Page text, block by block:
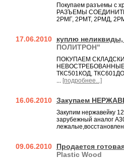
Покупаем разъемы с
РАЗЪЕМЫ
2РМГ, 2РМТ, 2РМД,
17.06.2010
куплю неликвиды,
ПОЛИТРОН"
ПОКУПАЕМ
НЕВОСТРЕБОВАННЫЕ
ТКС501КОД,
... [подробнее...]
16.06.2010 Закупаем
Закупим нержавейку
зарубежный аналог
09.06.2010
Продается
Plastic Wood